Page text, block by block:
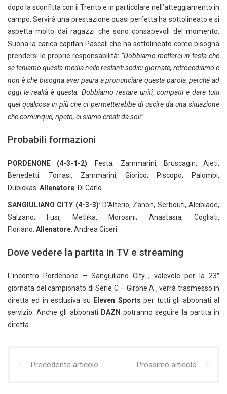
dopo la sconfitta con il Trento e in particolare nell’atteggiamento in
campo. Servirà una prestazione quasi perfetta ha sottolineato e si
aspetta molto dai ragazzi che sono consapevoli del momento.
Suona la carica capitan Pascali che ha sottolineato come bisogna
prendersi le proprie responsabilità: “Dobbiamo metterci in testa che
se teniamo questa media nelle restanti sedici giornate, retrocediamo e
non è che bisogna aver paura a pronunciare questa parola, perché ad
oggi la realtà è questa. Dobbiamo restare uniti, compatti e dare tutti
quel qualcosa in più che ci permetterebbe di uscire da una situazione
che comunque, ripeto, ci siamo creati da soli”.
Probabili formazioni
PORDENONE (4-3-1-2): Festa; Zammarini, Bruscagin, Ajeti,
Benedetti; Torrasi, Zammarini, Giorico; Piscopo; Palombi,
Dubickas. Allenatore: Di Carlo.
SANGIULIANO CITY (4-3-3): D’Alterio; Zanon, Serbouti, Alcibiade,
Salzano; Fusi, Metlika, Morosini; Anastasia, Cogliati,
Floriano. Allenatore: Andrea Ciceri.
Dove vedere la partita in TV e streaming
L’incontro Pordenone – Sangiuliano City , valevole per la 23°
giornata del campionato di Serie C – Girone A , verrà trasmesso in
diretta ed in esclusiva su Eleven Sports per tutti gli abbonati al
servizio. Anche gli abbonati DAZN potranno seguire la partita in
diretta.
Precedente articolo Prossimo articolo